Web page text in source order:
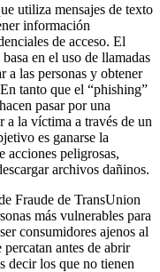
utiliza mensajes de texto
información
de acceso. El
en el uso de llamadas
a las personas y obtener
tanto que el “phishing”
pasar por una
a la víctima a través de un
es ganarse la
acciones peligrosas,
archivos dañinos.
Fraude de TransUnion
más vulnerables para
consumidores ajenos al
antes de abrir
decir los que no tienen